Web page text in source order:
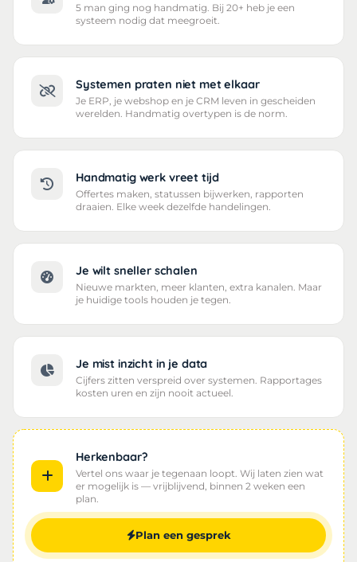
5 man ging nog handmatig. Bij 20+ heb je een
systeem nodig dat meegroeit.
Systemen praten niet met elkaar
Je ERP, je webshop en je CRM leven in gescheiden
werelden. Handmatig overtypen is de norm.
Handmatig werk vreet tijd
Offertes maken, statussen bijwerken, rapporten
draaien. Elke week dezelfde handelingen.
Je wilt sneller schalen
Nieuwe markten, meer klanten, extra kanalen. Maar
je huidige tools houden je tegen.
Je mist inzicht in je data
Cijfers zitten verspreid over systemen. Rapportages
kosten uren en zijn nooit actueel.
Herkenbaar?
Vertel ons waar je tegenaan loopt. Wij laten zien wat
er mogelijk is — vrijblijvend, binnen 2 weken een
plan.
Plan een gesprek